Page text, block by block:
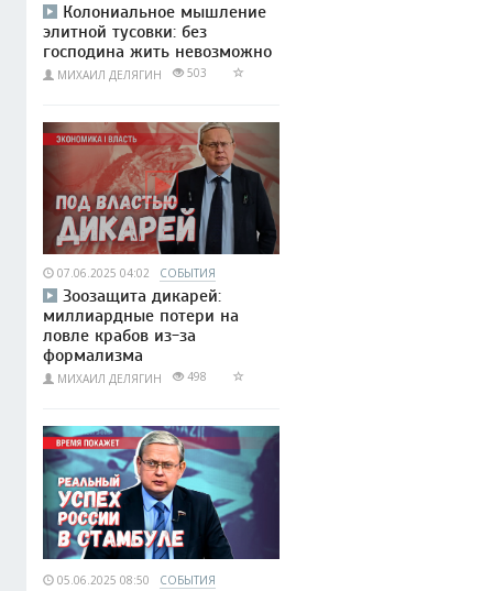
Колониальное мышление
элитной тусовки: без
господина жить невозможно
МИХАИЛ ДЕЛЯГИН 503
07.06.2025 04:02 СОБЫТИЯ
Зоозащита дикарей:
миллиардные потери на
ловле крабов из-за
формализма
МИХАИЛ ДЕЛЯГИН 498
05.06.2025 08:50 СОБЫТИЯ